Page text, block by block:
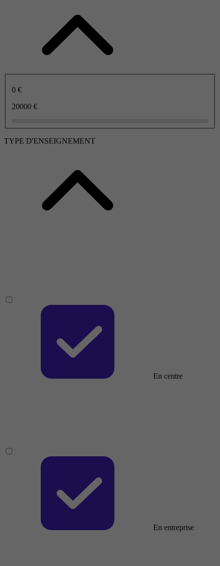
0 €
20000 €
TYPE D'ENSEIGNEMENT
En centre
En entreprise